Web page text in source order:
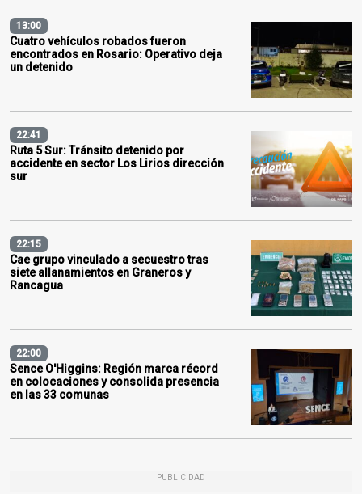
13:00
Cuatro vehículos robados fueron
encontrados en Rosario: Operativo deja
un detenido
22:41
Ruta 5 Sur: Tránsito detenido por
accidente en sector Los Lirios dirección
sur
22:15
Cae grupo vinculado a secuestro tras
siete allanamientos en Graneros y
Rancagua
22:00
Sence O'Higgins: Región marca récord
en colocaciones y consolida presencia
en las 33 comunas
PUBLICIDAD